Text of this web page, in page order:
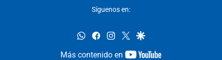
Síguenos en:
whatsappfacebookinstagram
twittergoogle
Más contenido en
youtube-